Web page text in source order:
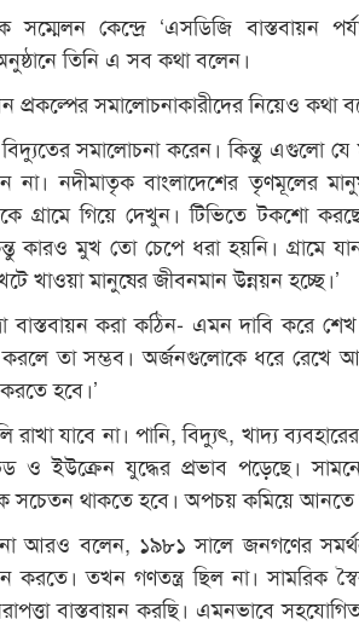
সম্মেলন কেন্দ্রে ‘এসডিজি বাস্তবায়ন
তিনি এ সব কথা বলেন।
প্রকল্পের সমালোচনাকারীদের নিয়েও কথা
বিদ্যুতের সমালোচনা করেন। কিন্তু এগুলো যে
না। নদীমাতৃক বাংলাদেশের তৃণমূলের
গ্রামে গিয়ে দেখুন। টিভিতে টকশো
কারও মুখ তো চেপে ধরা হয়নি। গ্রামে
খাওয়া মানুষের জীবনমান উন্নয়ন হচ্ছে।’
বাস্তবায়ন করা কঠিন- এমন দাবি করে শেখ
তা সম্ভব। অর্জনগুলোকে ধরে রেখে
হবে।’
যাবে না। পানি, বিদ্যুৎ, খাদ্য ব্যবহারের
ও ইউক্রেন যুদ্ধের প্রভাব পড়েছে।
সচেতন থাকতে হবে। অপচয় কমিয়ে আনতে
আরও বলেন, ১৯৮১ সালে জনগণের
করতে। তখন গণতন্ত্র ছিল না। সামরিক
বাস্তবায়ন করছি। এমনভাবে